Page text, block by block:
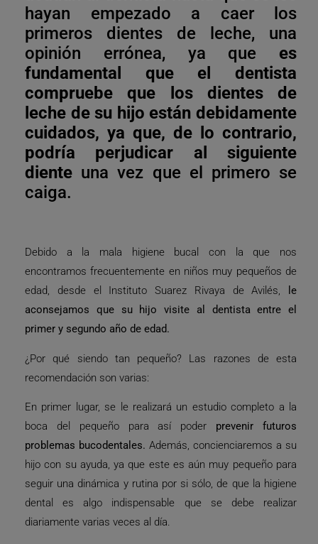
hayan empezado a caer los
primeros dientes de leche, una
opinión errónea, ya que es
fundamental que el dentista
compruebe que los dientes de
leche de su hijo están debidamente
cuidados, ya que, de lo contrario,
podría perjudicar al siguiente
diente una vez que el primero se
caiga.
Debido a la mala higiene bucal con la que nos
encontramos frecuentemente en niños muy pequeños de
edad, desde el Instituto Suarez Rivaya de Avilés, le
aconsejamos que su hijo visite al dentista entre el
primer y segundo año de edad.
¿Por qué siendo tan pequeño? Las razones de esta
recomendación son varias:
En primer lugar, se le realizará un estudio completo a la
boca del pequeño para así poder prevenir futuros
problemas bucodentales. Además, concienciaremos a su
hijo con su ayuda, ya que este es aún muy pequeño para
seguir una dinámica y rutina por si sólo, de que la higiene
dental es algo indispensable que se debe realizar
diariamente varias veces al día.